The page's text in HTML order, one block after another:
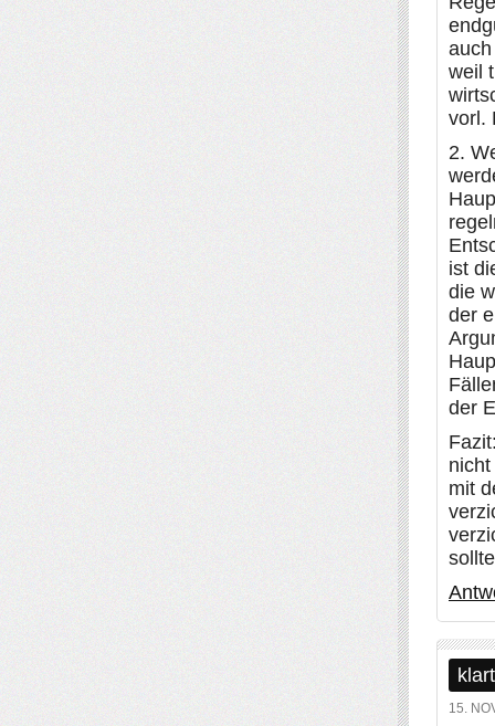
weil
vorl.
2.
ist
die
der
der
mit
15.